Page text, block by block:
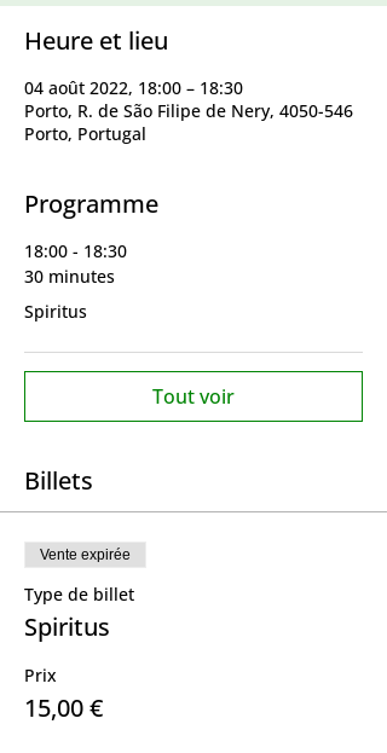
Heure et lieu
04 août 2022, 18:00 – 18:30
Porto, R. de São Filipe de Nery, 4050-546
Porto, Portugal
Programme
18:00 - 18:30
30 minutes
Spiritus
Tout voir
Billets
Vente expirée
Type de billet
Spiritus
Prix
15,00 €